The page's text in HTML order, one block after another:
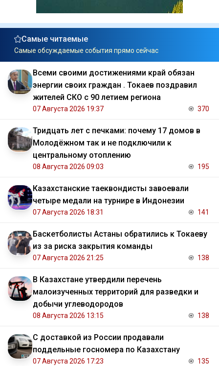
Самые читаемые
Самые обсуждаемые события прямо сейчас
Всеми своими достижениями край обязан
энергии своих граждан . Токаев поздравил
жителей СКО с 90 летием региона
07 Августа 2026 19:37 370
Тридцать лет с печками: почему 17 домов в
Молодёжном так и не подключили к
центральному отоплению
08 Августа 2026 09:03 195
Казахстанские таеквондисты завоевали
четыре медали на турнире в Индонезии
07 Августа 2026 18:31 141
Баскетболисты Астаны обратились к Токаеву
из за риска закрытия команды
07 Августа 2026 21:25 138
В Казахстане утвердили перечень
малоизученных территорий для разведки и
добычи углеводородов
08 Августа 2026 13:15 138
С доставкой из России продавали
поддельные госномера по Казахстану
07 Августа 2026 17:23 135